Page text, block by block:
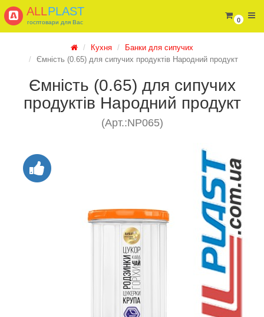
0
ALLPLAST
госптовари для Вас
Кухня
Банки для сипучих
Ємність (0.65) для сипучих продуктів Народний продукт
Ємність (0.65) для сипучих
продуктів Народний продукт
(Арт.:NP065)